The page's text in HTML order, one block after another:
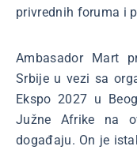
privrednih foruma i
Ambasador Mart
Srbije u vezi sa
Ekspo 2027 u
Južne Afrike na
događaju. On je